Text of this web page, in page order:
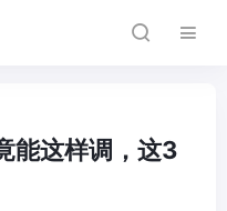
能这样调，这3